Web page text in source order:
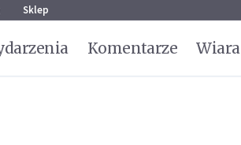
Sklep
Komentarze Wiara